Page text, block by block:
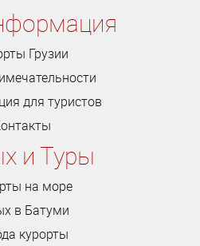
Грузии
для туристов
и Туры
на море
в Батуми
курорты